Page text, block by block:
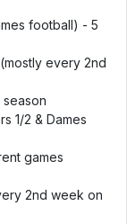
football) - 5
every 2nd
season
1/2 & Dames
games
2nd week on